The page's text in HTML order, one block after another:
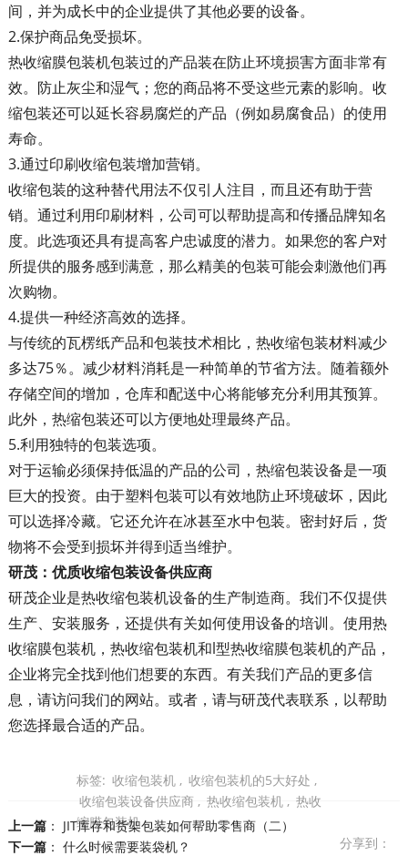
间，并为成长中的企业提供了其他必要的设备。
2.保护商品免受损坏。
热收缩膜包装机包装过的产品装在防止环境损害方面非常有
效。防止灰尘和湿气；您的商品将不受这些元素的影响。收
缩包装还可以延长容易腐烂的产品（例如易腐食品）的使用
寿命。
3.通过印刷收缩包装增加营销。
收缩包装的这种替代用法不仅引人注目，而且还有助于营
销。通过利用印刷材料，公司可以帮助提高和传播品牌知名
度。此选项还具有提高客户忠诚度的潜力。如果您的客户对
所提供的服务感到满意，那么精美的包装可能会刺激他们再
次购物。
4.提供一种经济高效的选择。
与传统的瓦楞纸产品和包装技术相比，热收缩包装材料减少
多达75％。减少材料消耗是一种简单的节省方法。随着额外
存储空间的增加，仓库和配送中心将能够充分利用其预算。
此外，热缩包装还可以方便地处理最终产品。
5.利用独特的包装选项。
对于运输必须保持低温的产品的公司，热缩包装设备是一项
巨大的投资。由于塑料包装可以有效地防止环境破坏，因此
可以选择冷藏。它还允许在冰甚至水中包装。密封好后，货
物将不会受到损坏并得到适当维护。
研茂：优质收缩包装设备供应商
研茂企业是热收缩包装机设备的生产制造商。我们不仅提供
生产、安装服务，还提供有关如何使用设备的培训。使用热
收缩膜包装机，热收缩包装机和l型热收缩膜包装机的产品，
企业将完全找到他们想要的东西。有关我们产品的更多信
息，请访问我们的网站。或者，请与研茂代表联系，以帮助
您选择最合适的产品。
标签: 收缩包装机 , 收缩包装机的5大好处 ,
收缩包装设备供应商 , 热收缩包装机 , 热收
缩膜包装机
分享到：
上一篇： JIT库存和货架包装如何帮助零售商（二）
下一篇： 什么时候需要装袋机？